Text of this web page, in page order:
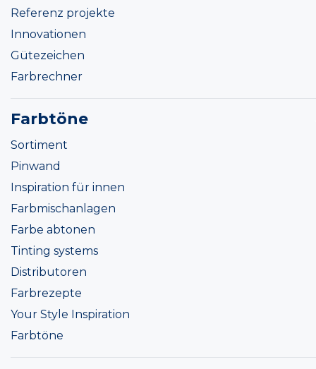
Referenz projekte
Innovationen
Gütezeichen
Farbrechner
Farbtöne
Sortiment
Pinwand
Inspiration für innen
Farbmischanlagen
Farbe abtonen
Tinting systems
Distributoren
Farbrezepte
Your Style Inspiration
Farbtöne